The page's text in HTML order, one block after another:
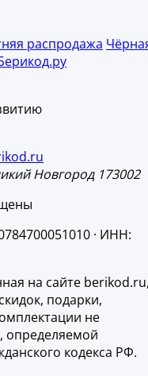
распродажа
Новгород 173002
· ИНН:
на сайте
подарки,
не
определяемой
кодекса РФ.